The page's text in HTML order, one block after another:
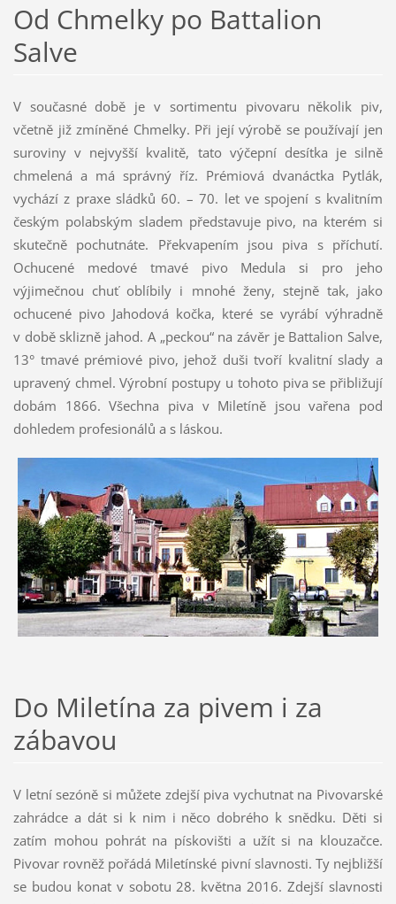
Od Chmelky po Battalion
Salve
V současné době je v sortimentu pivovaru několik piv,
včetně již zmíněné Chmelky. Při její výrobě se používají jen
suroviny v nejvyšší kvalitě, tato výčepní desítka je silně
chmelená a má správný říz. Prémiová dvanáctka Pytlák,
vychází z praxe sládků 60. – 70. let ve spojení s kvalitním
českým polabským sladem představuje pivo, na kterém si
skutečně pochutnáte. Překvapením jsou piva s příchutí.
Ochucené medové tmavé pivo Medula si pro jeho
výjimečnou chuť oblíbily i mnohé ženy, stejně tak, jako
ochucené pivo Jahodová kočka, které se vyrábí výhradně
v době sklizně jahod. A „peckou“ na závěr je Battalion Salve,
13° tmavé prémiové pivo, jehož duši tvoří kvalitní slady a
upravený chmel. Výrobní postupy u tohoto piva se přibližují
dobám 1866. Všechna piva v Miletíně jsou vařena pod
dohledem profesionálů a s láskou.
Do Miletína za pivem i za
zábavou
V letní sezóně si můžete zdejší piva vychutnat na Pivovarské
zahrádce a dát si k nim i něco dobrého k snědku. Děti si
zatím mohou pohrát na pískovišti a užít si na klouzačce.
Pivovar rovněž pořádá Miletínské pivní slavnosti. Ty nejbližší
se budou konat v sobotu 28. května 2016. Zdejší slavnosti